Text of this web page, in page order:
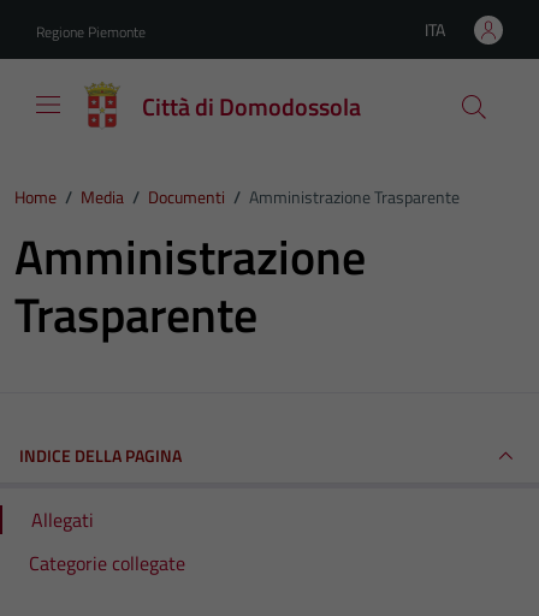
Regione Piemonte Lingua attiva:
ITA
Città di Domodossola
Home / Media / Documenti / Amministrazione Trasparente
Amministrazione
Trasparente
INDICE DELLA PAGINA
Allegati
Categorie collegate